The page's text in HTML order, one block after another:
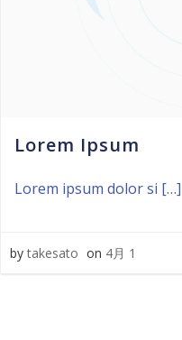
Lorem Ipsum
Lorem ipsum dolor si […]
by takesato on 4月 1